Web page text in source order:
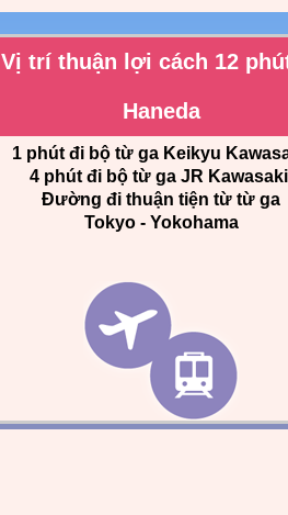
Vị trí thuận lợi cách 12
Haneda
1 phút đi bộ từ ga Keikyu
4 phút đi bộ từ ga JR
Đường đi thuận tiện từ từ ga
Tokyo - Yokohama